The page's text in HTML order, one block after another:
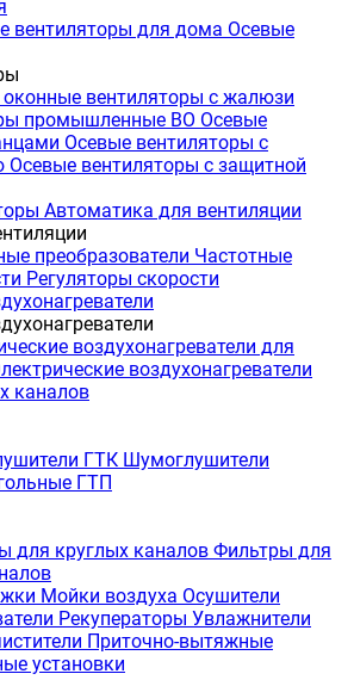
вентиляторы для дома Осевые
вентиляторы с жалюзи
промышленные ВО Осевые
Осевые вентиляторы с
Осевые вентиляторы с защитной
Автоматика для вентиляции
преобразователи Частотные
Регуляторы скорости
воздухонагреватели для
воздухонагреватели
каналов
ГТК Шумоглушители
ГТП
для круглых каналов Фильтры для
Мойки воздуха Осушители
Рекуператоры Увлажнители
Приточно-вытяжные
установки